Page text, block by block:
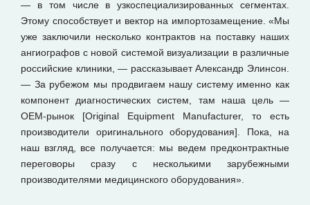
— в том числе в узкоспециализированных сегментах.
Этому способствует и вектор на импортозамещение. «Мы
уже заключили несколько контрактов на поставку наших
ангиографов с новой системой визуализации в различные
российские клиники, — рассказывает Александр Элинсон.
— За рубежом мы продвигаем нашу систему именно как
компонент диагностических систем, там наша цель —
ОЕМ-рынок [Original Equipment Manufacturer, то есть
производители оригинального оборудования]. Пока, на
наш взгляд, все получается: мы ведем предконтрактные
переговоры сразу с несколькими зарубежными
производителями медицинского оборудования».